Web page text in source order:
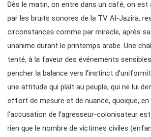
Dès le matin, on entre dans un café, on
par les bruits sonores de la TV Al-Jazira,
circonstances comme par miracle, après
unanime durant le printemps arabe. Une
tenté, à la faveur des événements
pencher la balance vers l’instinct
une attitude qui plaît au peuple, qui ne lui
effort de mesure et de nuance, quoique, en
l’accusation de l’agresseur-colonisateur
rien que le nombre de victimes civiles